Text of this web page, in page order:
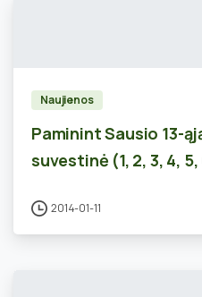
Naujienos
Paminint Sausio 13-
suvestinė (1, 2, 3, 4,
2014-01-11